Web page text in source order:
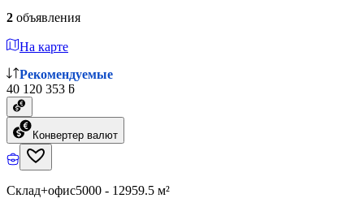
2 объявления
На карте
Рекомендуемые
40 120 353 ƃ
Конвертер валют
Склад+офис5000 - 12959.5 м²